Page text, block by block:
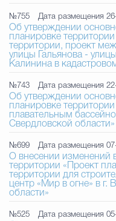
№755 Дата размещения
Об утверждении
планировке
территории, проект
улицы Гальянова -
Калинина в
№743 Дата размещения
Об утверждении
планировке
плавательным бассейном в г. Верхняя
Свердловской области»
№699 Дата размещения
О внесении изменений
территории «Проект
территории для
центр «Мир в огне» в
области»
№525 Дата размещения